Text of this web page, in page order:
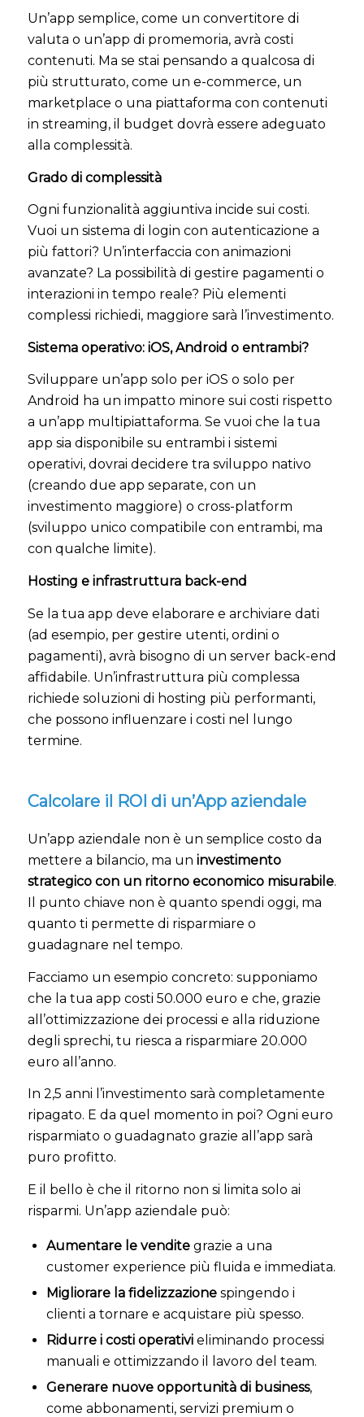
Un’app semplice, come un convertitore di
valuta o un’app di promemoria, avrà costi
contenuti. Ma se stai pensando a qualcosa di
più strutturato, come un e-commerce, un
marketplace o una piattaforma con contenuti
in streaming, il budget dovrà essere adeguato
alla complessità.
Grado di complessità
Ogni funzionalità aggiuntiva incide sui costi.
Vuoi un sistema di login con autenticazione a
più fattori? Un’interfaccia con animazioni
avanzate? La possibilità di gestire pagamenti o
interazioni in tempo reale? Più elementi
complessi richiedi, maggiore sarà l’investimento.
Sistema operativo: iOS, Android o entrambi?
Sviluppare un’app solo per iOS o solo per
Android ha un impatto minore sui costi rispetto
a un’app multipiattaforma. Se vuoi che la tua
app sia disponibile su entrambi i sistemi
operativi, dovrai decidere tra sviluppo nativo
(creando due app separate, con un
investimento maggiore) o cross-platform
(sviluppo unico compatibile con entrambi, ma
con qualche limite).
Hosting e infrastruttura back-end
Se la tua app deve elaborare e archiviare dati
(ad esempio, per gestire utenti, ordini o
pagamenti), avrà bisogno di un server back-end
affidabile. Un’infrastruttura più complessa
richiede soluzioni di hosting più performanti,
che possono influenzare i costi nel lungo
termine.
Calcolare il ROI di un’App aziendale
Un’app aziendale non è un semplice costo da
mettere a bilancio, ma un investimento
strategico con un ritorno economico misurabile.
Il punto chiave non è quanto spendi oggi, ma
quanto ti permette di risparmiare o
guadagnare nel tempo.
Facciamo un esempio concreto: supponiamo
che la tua app costi 50.000 euro e che, grazie
all’ottimizzazione dei processi e alla riduzione
degli sprechi, tu riesca a risparmiare 20.000
euro all’anno.
In 2,5 anni l’investimento sarà completamente
ripagato. E da quel momento in poi? Ogni euro
risparmiato o guadagnato grazie all’app sarà
puro profitto.
E il bello è che il ritorno non si limita solo ai
risparmi. Un’app aziendale può:
Aumentare le venditegrazie a una
customer experience più fluida e immediata.
Migliorare la fidelizzazionespingendo i
clienti a tornare e acquistare più spesso.
Ridurre i costi operativieliminando processi
manuali e ottimizzando il lavoro del team.
Generare nuove opportunità di business,
come abbonamenti, servizi premium o